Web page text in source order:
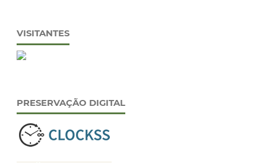
VISITANTES
PRESERVAÇÃO DIGITAL